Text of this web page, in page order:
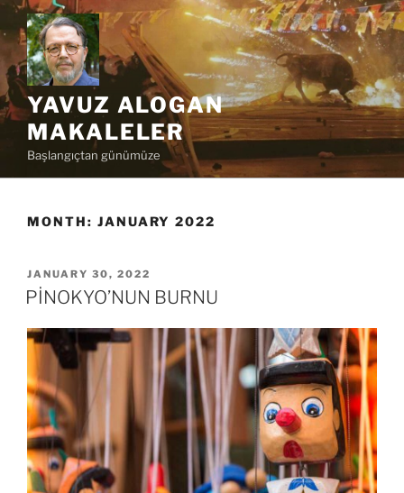
Skip
to
content
YAVUZ ALOGAN
MAKALELER
Başlangıçtan günümüze
MONTH: JANUARY 2022
POSTED
ON
JANUARY 30, 2022
PİNOKYO’NUN BURNU